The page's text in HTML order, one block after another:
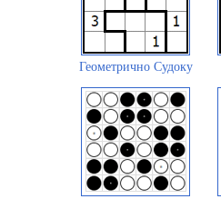
Геометрично Судоку